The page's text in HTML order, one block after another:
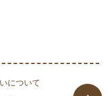
について